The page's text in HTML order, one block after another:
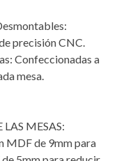
precisión CNC.
Confeccionadas a
mesa.
MESAS:
MDF de 9mm para